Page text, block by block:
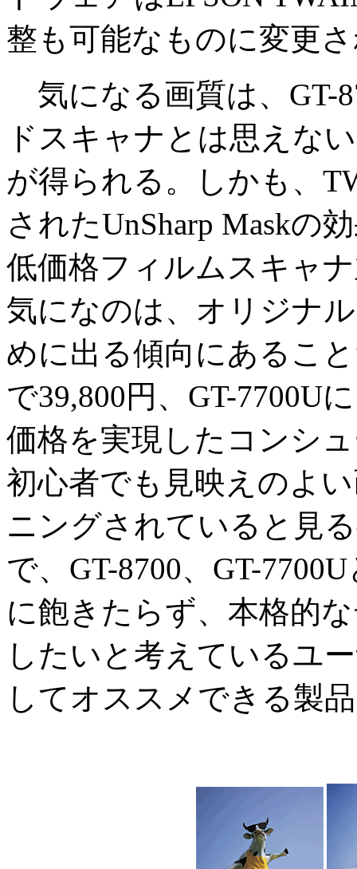
整も可能なものに変更
気になる画質は、GT-
ドスキャナとは思えな
が得られる。しかも、
されたUnSharp Maskの
低価格フィルムスキャ
気になのは、オリジナ
めに出る傾向にあるこ
で39,800円、GT-7700U
価格を実現したコンシ
初心者でも見映えのよ
ニングされていると見
で、GT-8700、GT-
に飽きたらず、本格的
したいと考えているユ
してオススメできる製